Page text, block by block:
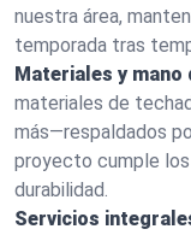
nuestra área,
temporada tras
Materiales y mano
materiales de
más—respaldados
proyecto cumple
durabilidad.
Servicios